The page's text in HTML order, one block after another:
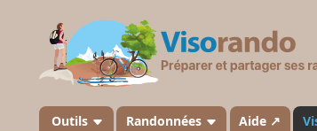
Outils Randonnées Aide ↗